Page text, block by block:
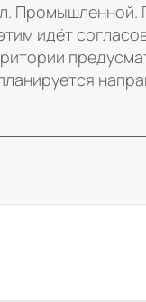
идёт